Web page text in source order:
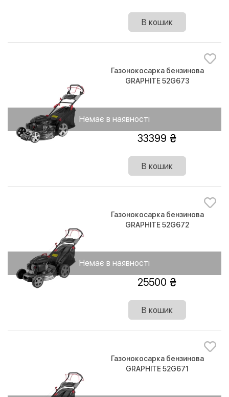
В кошик
Немає в наявності
Газонокосарка бензинова
GRAPHITE 52G673
33399
В кошик
Немає в наявності
Газонокосарка бензинова
GRAPHITE 52G672
25500
В кошик
Газонокосарка бензинова
GRAPHITE 52G671